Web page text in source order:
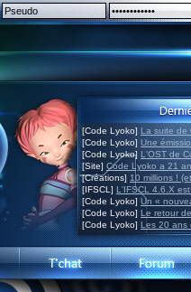
[Code Lyoko] La suite de
[Code Lyoko] Une
[Code Lyoko] L'OST de
[Site] Code Lyoko a 21
[Créations] 10 millions !
[IFSCL] L'IFSCL 4.6.X
[Code Lyoko] Un «
[Code Lyoko] Le retour
[Code Lyoko] Les 20 ans